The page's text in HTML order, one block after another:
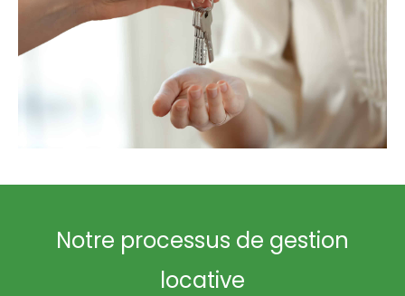
Notre processus de gestion
locative